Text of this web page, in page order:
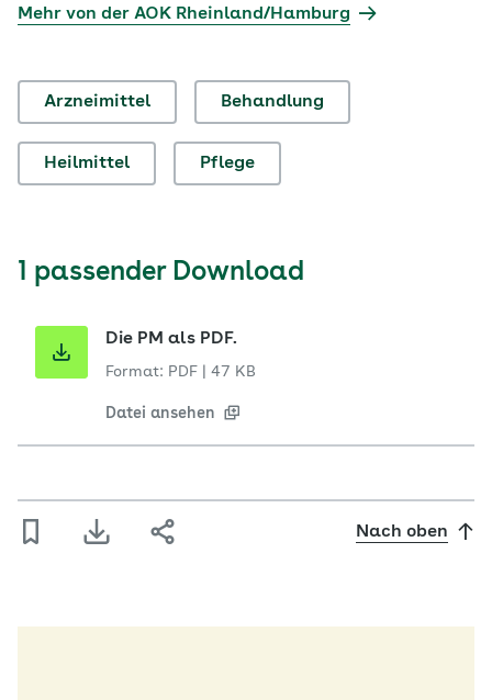
Mehr von der AOK Rheinland/Hamburg
Arzneimittel Behandlung
Heilmittel Pflege
1 passender Download
Die PM als PDF.
Format: PDF 47 KB
Datei ansehen
Nach oben